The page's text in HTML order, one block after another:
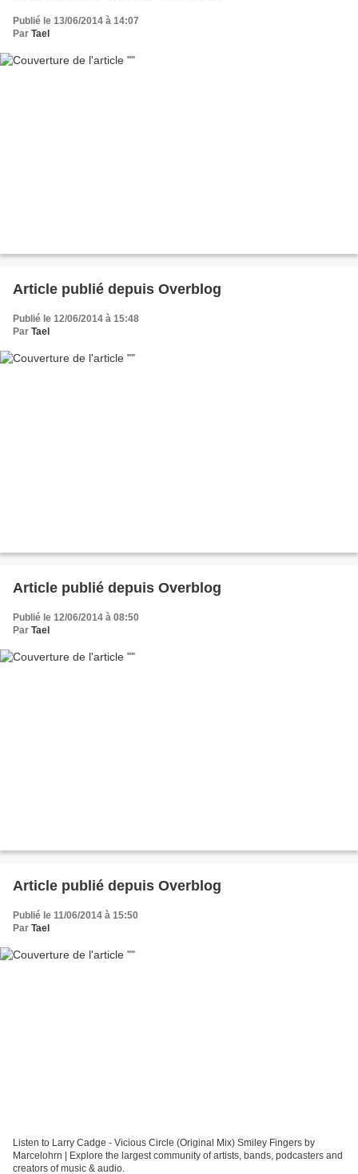
Publié le 13/06/2014 à 14:07
Par Tael
Article publié depuis Overblog
Publié le 12/06/2014 à 15:48
Par Tael
Article publié depuis Overblog
Publié le 12/06/2014 à 08:50
Par Tael
Article publié depuis Overblog
Publié le 11/06/2014 à 15:50
Par Tael
Listen to Larry Cadge - Vicious Circle (Original Mix) Smiley Fingers by
Marcelohrn | Explore the largest community of artists, bands, podcasters and
creators of music & audio.